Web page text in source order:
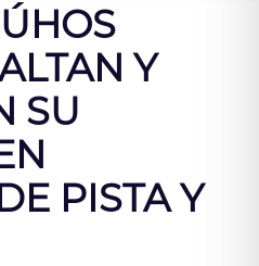
Y
SU
PISTA Y